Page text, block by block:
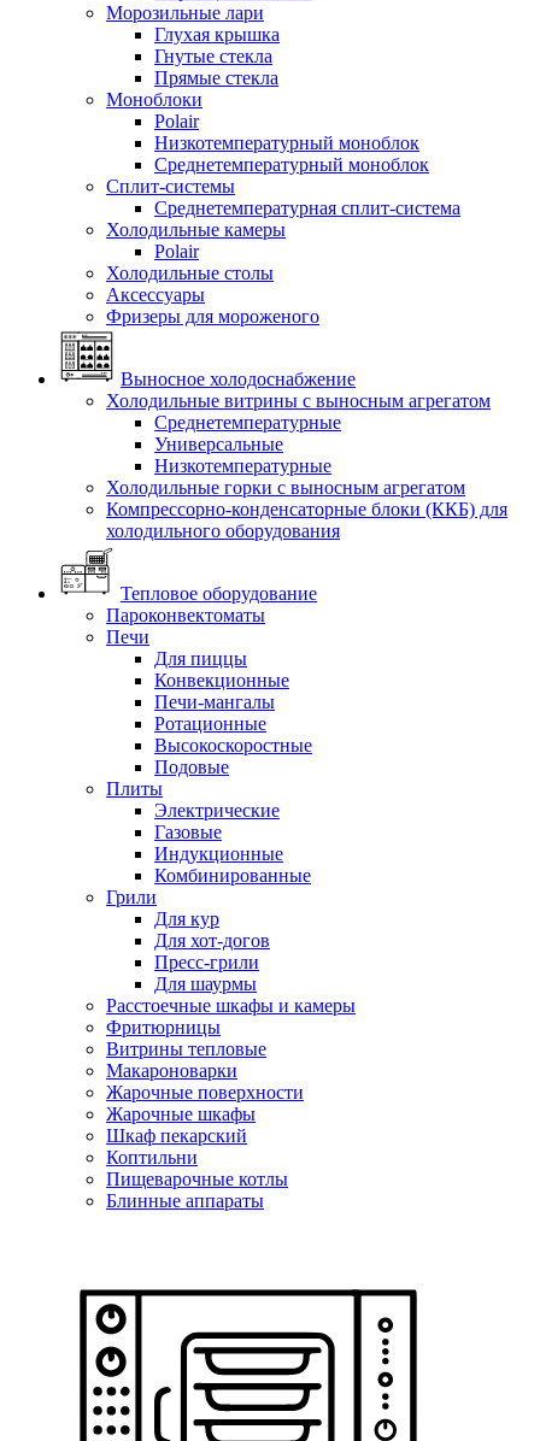
Морозильные лари
Глухая крышка
Гнутые стекла
Прямые стекла
Моноблоки
Polair
Низкотемпературный моноблок
Среднетемпературный моноблок
Сплит-системы
Среднетемпературная сплит-система
Холодильные камеры
Polair
Холодильные столы
Аксессуары
Фризеры для мороженого
Выносное холодоснабжение
Холодильные витрины с выносным агрегатом
Среднетемпературные
Универсальные
Низкотемпературные
Холодильные горки с выносным агрегатом
Компрессорно-конденсаторные блоки (ККБ) для
холодильного оборудования
Тепловое оборудование
Пароконвектоматы
Печи
Для пиццы
Конвекционные
Печи-мангалы
Ротационные
Высокоскоростные
Подовые
Плиты
Электрические
Газовые
Индукционные
Комбинированные
Грили
Для кур
Для хот-догов
Пресс-грили
Для шаурмы
Расстоечные шкафы и камеры
Фритюрницы
Витрины тепловые
Макароноварки
Жарочные поверхности
Жарочные шкафы
Шкаф пекарский
Коптильни
Пищеварочные котлы
Блинные аппараты